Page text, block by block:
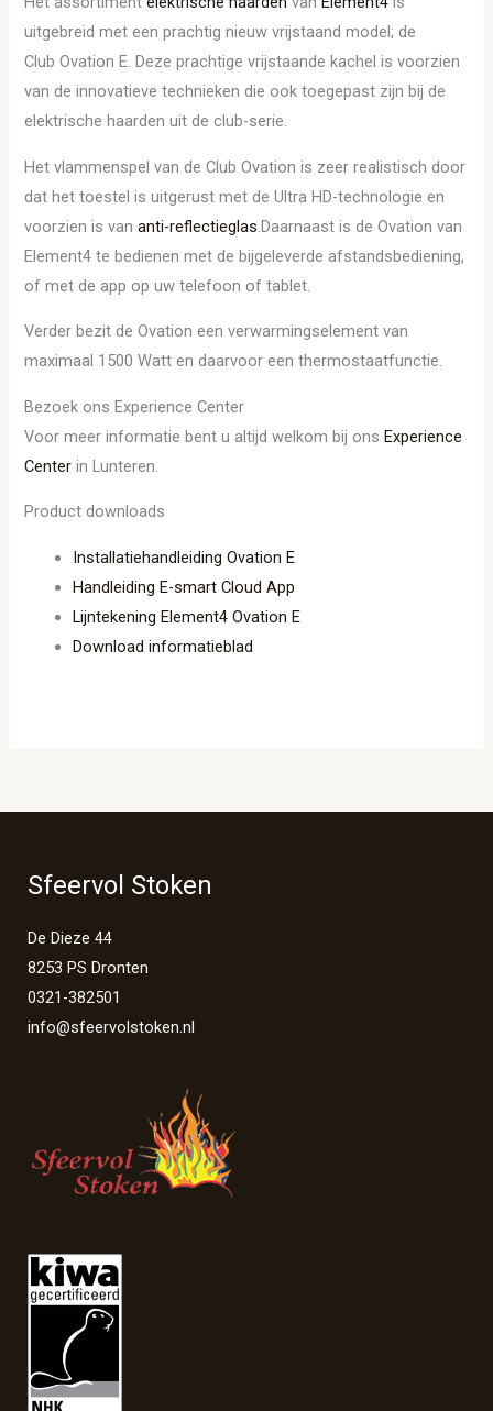
uitgebreid met een prachtig nieuw vrijstaand model; de
Club Ovation E. Deze prachtige vrijstaande kachel is voorzien
van de innovatieve technieken die ook toegepast zijn bij de
elektrische haarden uit de club-serie.
Het vlammenspel van de Club Ovation is zeer realistisch door
dat het toestel is uitgerust met de Ultra HD-technologie en
voorzien is vananti-reflectieglas.Daarnaast is de Ovation van
Element4 te bedienen met de bijgeleverde afstandsbediening,
of met de app op uw telefoon of tablet.
Verder bezit de Ovation een verwarmingselement van
maximaal 1500 Watt en daarvoor een thermostaatfunctie.
Bezoek ons Experience Center
Voor meer informatie bent u altijd welkom bij onsExperience
Center in Lunteren.
Product downloads
Installatiehandleiding Ovation E
Handleiding E-smart Cloud App
Lijntekening Element4 Ovation E
Download informatieblad
Sfeervol Stoken
De Dieze 44
8253 PS Dronten
0321-382501
info@sfeervolstoken.nl